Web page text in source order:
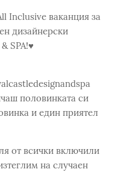
Inclusive ваканция за
дизайнерски
SPA!♥️
половинката си
и един приятел
от всички включили
на случаен